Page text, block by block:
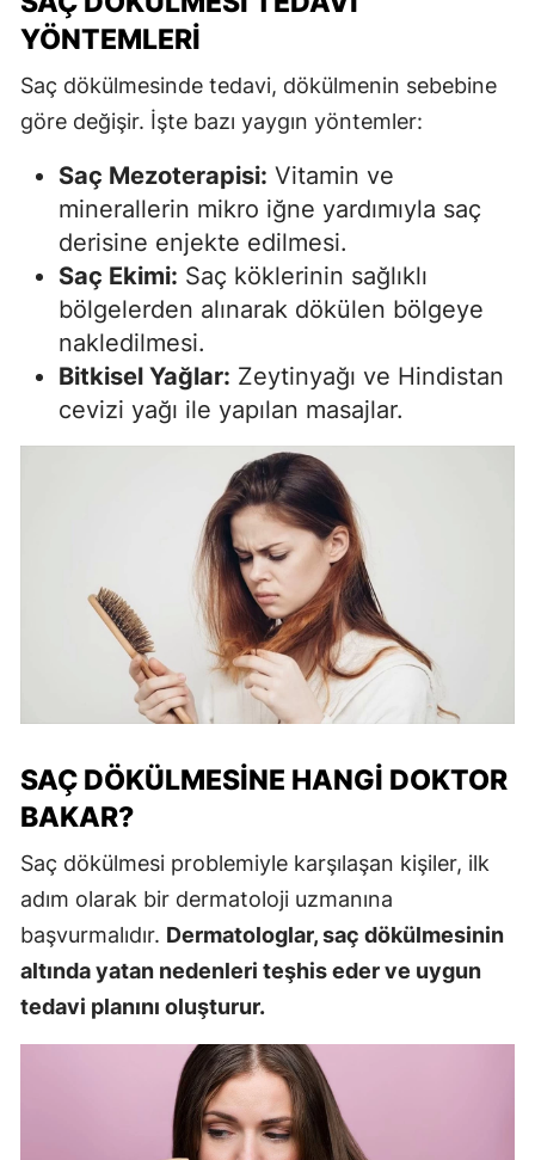
YÖNTEMLERI
Saç dökülmesinde tedavi, dökülmenin sebebine
göre değişir. İşte bazı yaygın yöntemler:
Saç Mezoterapisi: Vitamin ve
minerallerin mikro iğne yardımıyla saç
derisine enjekte edilmesi.
Saç Ekimi: Saç köklerinin sağlıklı
bölgelerden alınarak dökülen bölgeye
nakledilmesi.
Bitkisel Yağlar: Zeytinyağı ve Hindistan
cevizi yağı ile yapılan masajlar.
SAÇ DÖKÜLMESINE HANGI DOKTOR
BAKAR?
Saç dökülmesi problemiyle karşılaşan kişiler, ilk
adım olarak bir dermatoloji uzmanına
başvurmalıdır. Dermatologlar, saç dökülmesinin
altında yatan nedenleri teşhis eder ve uygun
tedavi planını oluşturur.